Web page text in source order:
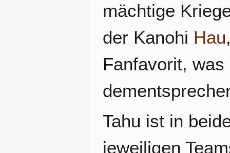
mächtige
der Kanohi Hau
Fanfavorit,
Tahu ist in
jeweiligen